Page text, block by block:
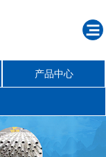
产品中心